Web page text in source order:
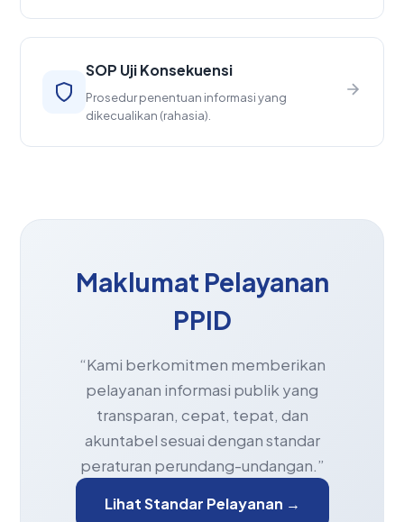
SOP Uji Konsekuensi
Prosedur penentuan informasi yang
dikecualikan (rahasia).
Maklumat Pelayanan
PPID
“Kami berkomitmen memberikan
pelayanan informasi publik yang
transparan, cepat, tepat, dan
akuntabel sesuai dengan standar
peraturan perundang-undangan.”
Lihat Standar Pelayanan →